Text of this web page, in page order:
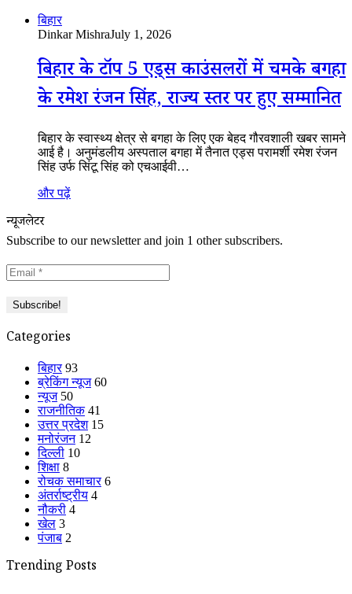
बिहार
Dinkar MishraJuly 1, 2026
बिहार के टॉप 5 एड्स काउंसलरों में चमके बगहा
के रमेश रंजन सिंह, राज्य स्तर पर हुए सम्मानित
बिहार के स्वास्थ्य क्षेत्र से बगहा के लिए एक बेहद गौरवशाली खबर सामने
आई है। अनुमंडलीय अस्पताल बगहा में तैनात एड्स परामर्शी रमेश रंजन
सिंह उर्फ सिंटू सिंह को एचआईवी…
और पढ़ें
न्यूजलेटर
Subscribe to our newsletter and join 1 other subscribers.
Categories
बिहार 93
ब्रेकिंग न्यूज 60
न्यूज 50
राजनीतिक 41
उत्तर प्रदेश 15
मनोरंजन 12
दिल्ली 10
शिक्षा 8
रोचक समाचार 6
अंतर्राष्ट्रीय 4
नौकरी 4
खेल 3
पंजाब 2
Trending Posts